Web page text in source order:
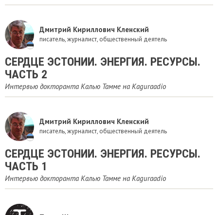
Дмитрий Кириллович Кленский
писатель, журналист, общественный деятель
СЕРДЦЕ ЭСТОНИИ. ЭНЕРГИЯ. РЕСУРСЫ.
ЧАСТЬ 2
Интервью докторанта Калью Тамме на Kaguraadio
Дмитрий Кириллович Кленский
писатель, журналист, общественный деятель
СЕРДЦЕ ЭСТОНИИ. ЭНЕРГИЯ. РЕСУРСЫ.
ЧАСТЬ 1
Интервью докторанта Калью Тамме на Kaguraadio